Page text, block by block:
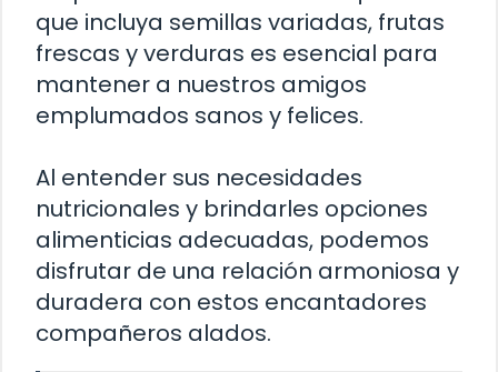
que incluya semillas variadas, frutas
frescas y verduras es esencial para
mantener a nuestros amigos
emplumados sanos y felices.
Al entender sus necesidades
nutricionales y brindarles opciones
alimenticias adecuadas, podemos
disfrutar de una relación armoniosa y
duradera con estos encantadores
compañeros alados.